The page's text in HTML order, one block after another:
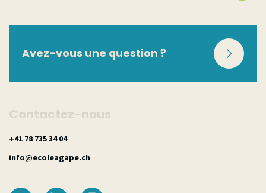
Avez-vous une question ?
Contactez-nous
40 43 537 87 14+
hc.epagaeloce@ofni